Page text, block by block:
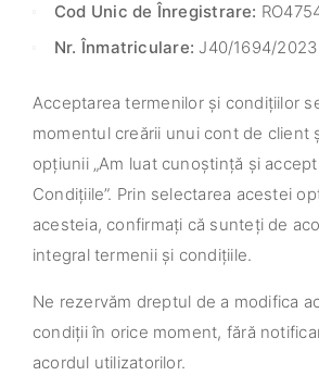
Cod Unic de Înregistrare:
Nr. Înmatriculare: J40/1694/2023
Acceptarea termenilor și condițiilor
momentul creării unui cont de client
opțiunii „Am luat cunoștință și
Condițiile”. Prin selectarea acestei
acesteia, confirmați că sunteți de
integral termenii și condițiile.
Ne rezervăm dreptul de a modifica
condiții în orice moment, fără
acordul utilizatorilor.